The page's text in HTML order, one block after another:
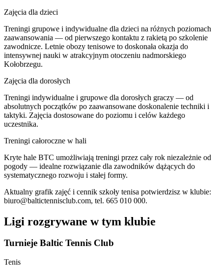
Zajęcia dla dzieci
Treningi grupowe i indywidualne dla dzieci na różnych poziomach
zaawansowania — od pierwszego kontaktu z rakietą po szkolenie
zawodnicze. Letnie obozy tenisowe to doskonała okazja do
intensywnej nauki w atrakcyjnym otoczeniu nadmorskiego
Kołobrzegu.
Zajęcia dla dorosłych
Treningi indywidualne i grupowe dla dorosłych graczy — od
absolutnych początków po zaawansowane doskonalenie techniki i
taktyki. Zajęcia dostosowane do poziomu i celów każdego
uczestnika.
Treningi całoroczne w hali
Kryte hale BTC umożliwiają treningi przez cały rok niezależnie od
pogody — idealne rozwiązanie dla zawodników dążących do
systematycznego rozwoju i stałej formy.
Aktualny grafik zajęć i cennik szkoły tenisa potwierdzisz w klubie:
biuro@baltictennisclub.com, tel. 665 010 000.
Ligi rozgrywane w tym klubie
Turnieje Baltic Tennis Club
Tenis